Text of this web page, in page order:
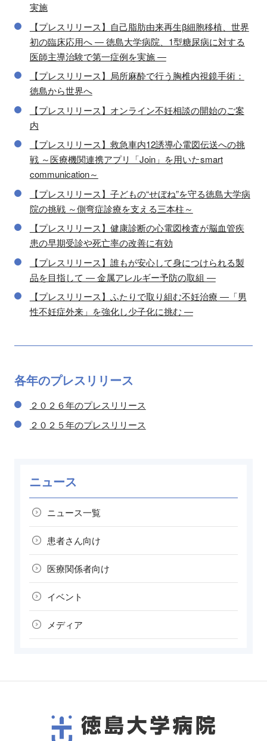
実施
【プレスリリース】自己脂肪由来再生β細胞移植、世界
初の臨床応用へ ― 徳島大学病院、1型糖尿病に対する
医師主導治験で第一症例を実施 ―
【プレスリリース】局所麻酔で行う胸椎内視鏡手術：
徳島から世界へ
【プレスリリース】オンライン不妊相談の開始のご案
内
【プレスリリース】救急車内12誘導心電図伝送への挑
戦 ～医療機関連携アプリ「Join」を用いたsmart
communication～
【プレスリリース】子どもの“せぼね”を守る徳島大学病
院の挑戦 ～側弯症診療を支える三本柱～
【プレスリリース】健康診断の心電図検査が脳血管疾
患の早期受診や死亡率の改善に有効
【プレスリリース】誰もが安心して身につけられる製
品を目指して ― 金属アレルギー予防の取組 ―
【プレスリリース】ふたりで取り組む不妊治療 ―「男
性不妊症外来」を強化し少子化に挑む ―
各年のプレスリリース
２０２６年のプレスリリース
２０２５年のプレスリリース
ニュース
ニュース一覧
患者さん向け
医療関係者向け
イベント
メディア